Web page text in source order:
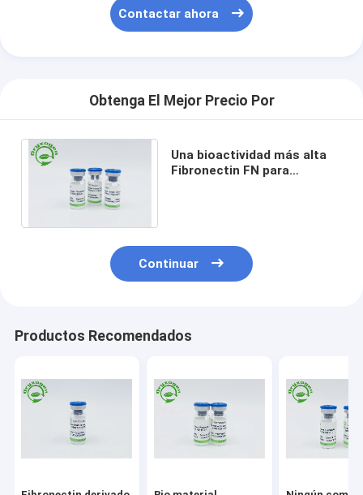
Contactar ahora
Obtenga El Mejor Precio Por
Una bioactividad más alta
Fibronectin FN para
Continuar
Productos Recomendados